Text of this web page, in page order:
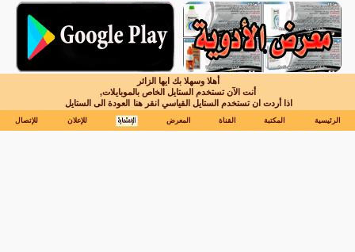
أهلا وسهلا بك ايها الزائر
أنت الآن تستخدم الستايل الخاص بالموبايلات,
اذا أردت ان تستخدم الستايل القياسي انقر هنا العودة الى الستايل
الرئيسية المكتبة القناة المعرض للإعلان للإتصال